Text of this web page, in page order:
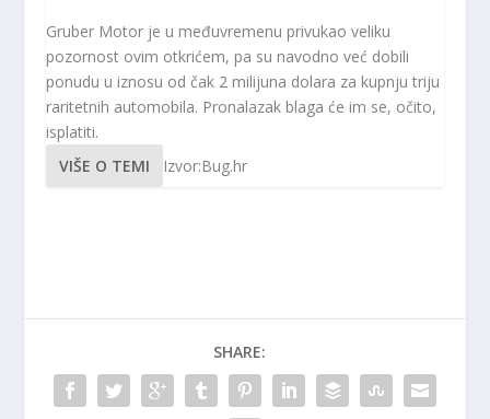
Gruber Motor je u međuvremenu privukao veliku
pozornost ovim otkrićem, pa su navodno već dobili
ponudu u iznosu od čak 2 milijuna dolara za kupnju triju
raritetnih automobila. Pronalazak blaga će im se, očito,
isplatiti.
VIŠE O TEMI
Izvor:Bug.hr
SHARE: